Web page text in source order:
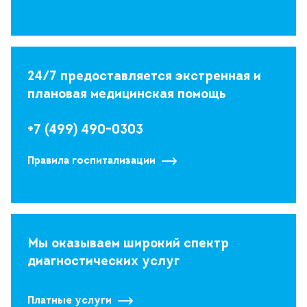
24/7 предоставляется экстренная и
плановая медицинская помощь
+7 (499) 490-0303
Правила госпитализации
Мы оказываем широкий спектр
диагностических услуг
Платные услуги